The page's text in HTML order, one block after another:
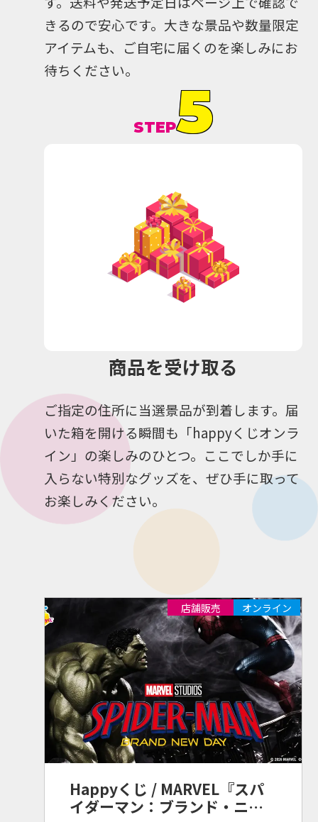
きるので安心です。大きな景品や数量限定
アイテムも、ご自宅に届くのを楽しみにお
待ちください。
STEP5
商品を受け取る
ご指定の住所に当選景品が到着します。届
いた箱を開ける瞬間も「happyくじオンラ
イン」の楽しみのひとつ。ここでしか手に
入らない特別なグッズを、ぜひ手に取って
お楽しみください。
Happyくじ / MARVEL『スパ
イダーマン：ブランド・ニュ
店舗販売 オンライン